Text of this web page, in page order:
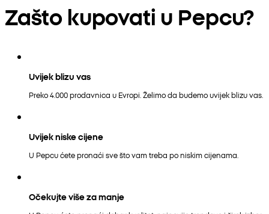
Zašto kupovati u Pepcu?
Uvijek blizu vas
Preko 4.000 prodavnica u Evropi. Želimo da budemo uvijek blizu vas.
Uvijek niske cijene
U Pepcu ćete pronaći sve što vam treba po niskim cijenama.
Očekujte više za manje